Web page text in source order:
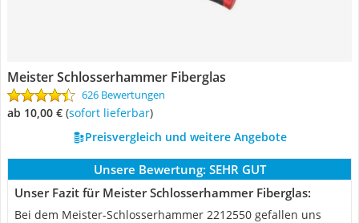
Meister Schlosserhammer Fiberglas
626 Bewertungen
ab 10,00 € ( Sofort lieferbar)
Preisvergleich und weitere Angebote
Unsere Bewertung: SEHR GUT
Unser Fazit für Meister Schlosserhammer Fiberglas:
Bei dem Meister-Schlosserhammer 2212550 gefallen uns